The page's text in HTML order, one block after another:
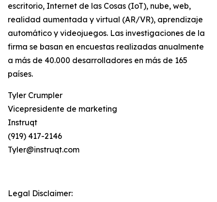
escritorio, Internet de las Cosas (IoT), nube, web,
realidad aumentada y virtual (AR/VR), aprendizaje
automático y videojuegos. Las investigaciones de la
firma se basan en encuestas realizadas anualmente
a más de 40.000 desarrolladores en más de 165
países.
Tyler Crumpler
Vicepresidente de marketing
Instruqt
(919) 417-2146
Tyler@instruqt.com
Legal Disclaimer: